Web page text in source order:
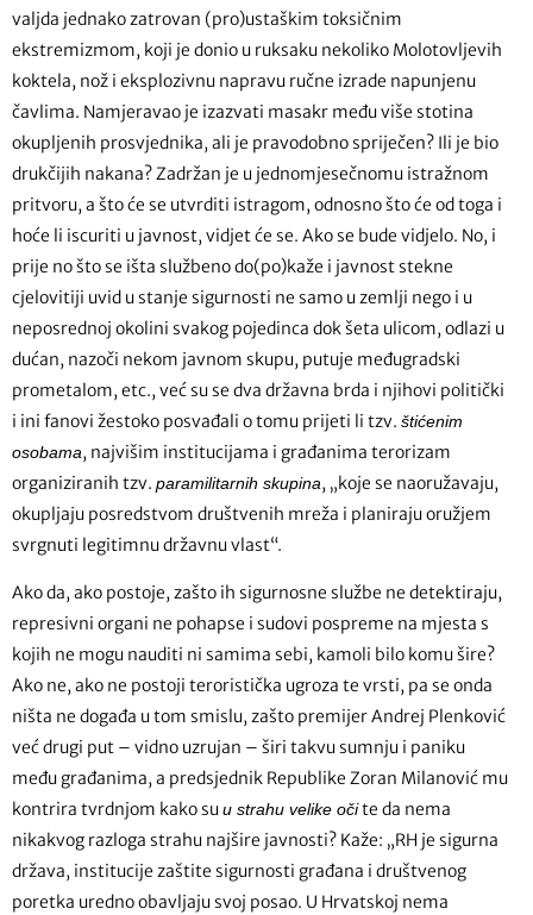
valjda jednako zatrovan (pro)ustaškim toksičnim
ekstremizmom, koji je donio u ruksaku nekoliko Molotovljevih
koktela, nož i eksplozivnu napravu ručne izrade napunjenu
čavlima. Namjeravao je izazvati masakr među više stotina
okupljenih prosvjednika, ali je pravodobno spriječen? Ili je bio
drukčijih nakana? Zadržan je u jednomjesečnomu istražnom
pritvoru, a što će se utvrditi istragom, odnosno što će od toga i
hoće li iscuriti u javnost, vidjet će se. Ako se bude vidjelo. No, i
prije no što se išta službeno do(po)kaže i javnost stekne
cjelovitiji uvid u stanje sigurnosti ne samo u zemlji nego i u
neposrednoj okolini svakog pojedinca dok šeta ulicom, odlazi u
dućan, nazoči nekom javnom skupu, putuje međugradski
prometalom, etc., već su se dva državna brda i njihovi politički
i ini fanovi žestoko posvađali o tomu prijeti li tzv. štićenim
osobama, najvišim institucijama i građanima terorizam
organiziranih tzv. paramilitarnih skupina, „koje se naoružavaju,
okupljaju posredstvom društvenih mreža i planiraju oružjem
svrgnuti legitimnu državnu vlast“.
Ako da, ako postoje, zašto ih sigurnosne službe ne detektiraju,
represivni organi ne pohapse i sudovi pospreme na mjesta s
kojih ne mogu nauditi ni samima sebi, kamoli bilo komu šire?
Ako ne, ako ne postoji teroristička ugroza te vrsti, pa se onda
ništa ne događa u tom smislu, zašto premijer Andrej Plenković
već drugi put – vidno uzrujan – širi takvu sumnju i paniku
među građanima, a predsjednik Republike Zoran Milanović mu
kontrira tvrdnjom kako suu strahu velike očite da nema
nikakvog razloga strahu najšire javnosti? Kaže: „RH je sigurna
država, institucije zaštite sigurnosti građana i društvenog
poretka uredno obavljaju svoj posao. U Hrvatskoj nema